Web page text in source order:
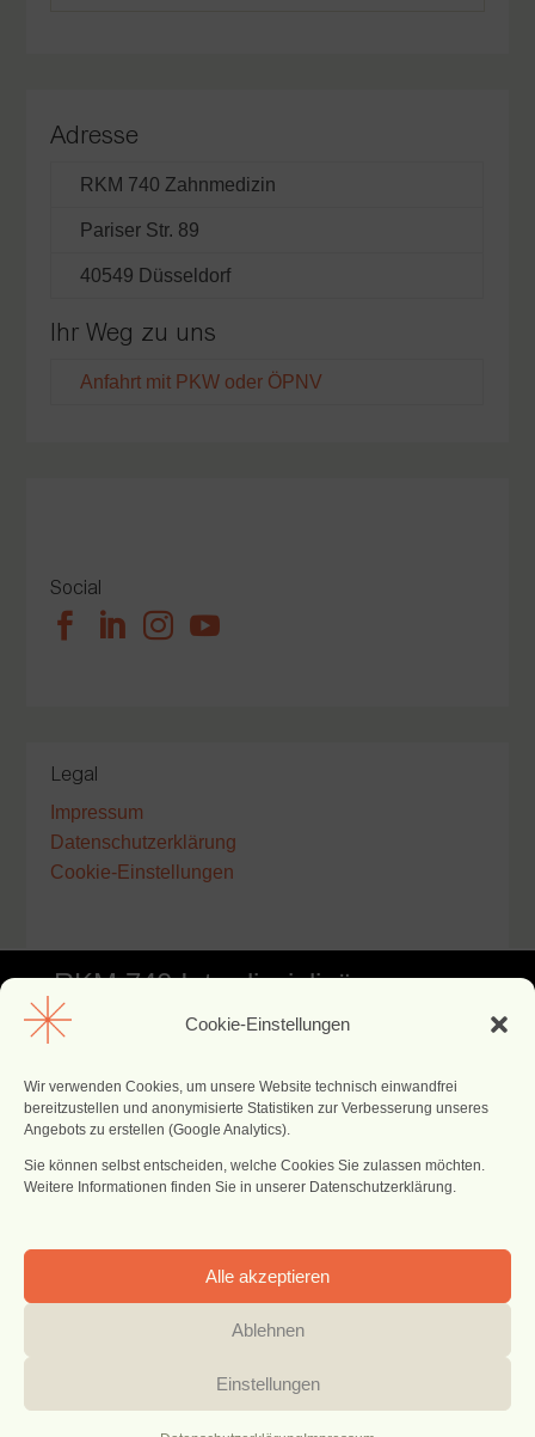
Cookie-Einstellungen
Wir verwenden Cookies, um unsere Website technisch einwandfrei
bereitzustellen und anonymisierte Statistiken zur Verbesserung unseres
Angebots zu erstellen (Google Analytics).
Sie können selbst entscheiden, welche Cookies Sie zulassen möchten.
Weitere Informationen finden Sie in unserer Datenschutzerklärung.
Alle akzeptieren
Ablehnen
Einstellungen
Adresse
RKM 740 Zahnmedizin
Pariser Str. 89
40549 Düsseldorf
Ihr Weg zu uns
Anfahrt mit PKW oder ÖPNV
Social
   
Legal
Impressum
Datenschutzerklärung
Cookie-Einstellungen
RKM 740 Interdisziplinäre
Facharztklinik
RKM 740
Pariser Str. 89
Tel. +49 211 95954780
Impressum
Datenschutz
Cookie-Einstellungen
Atelier Christa Maria